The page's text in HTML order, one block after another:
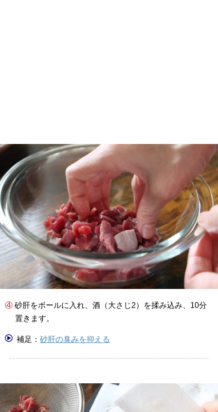
④ 砂肝をボールに入れ、酒（大さじ2）を揉み込み、10分
置きます。
補足： 砂肝の臭みを抑える